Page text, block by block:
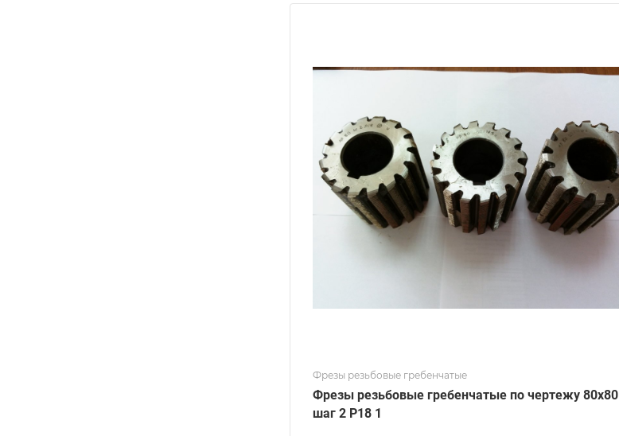
Фрезы резьбовые гребенчатые
Фрезы резьбовые гребенчатые по чертежу 80х80
шаг 2 Р18 1